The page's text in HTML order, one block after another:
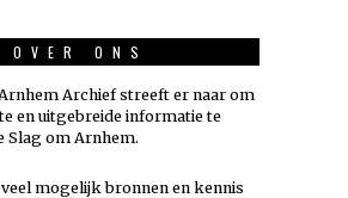
OVER ONS
Archief streeft er naar om
en uitgebreide informatie te
Slag om Arnhem.
mogelijkbronnen en kennis